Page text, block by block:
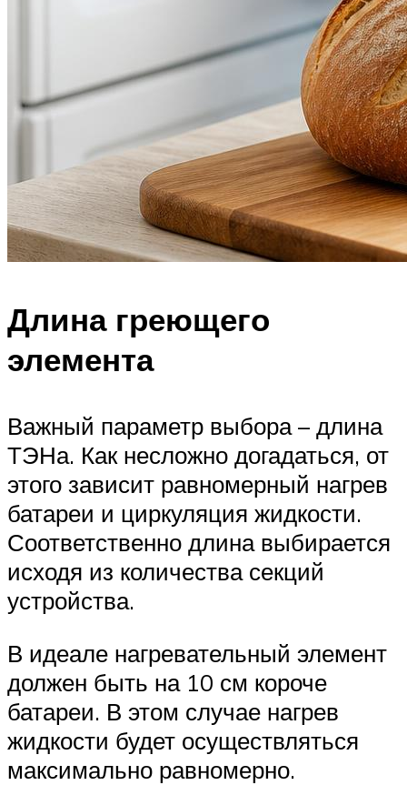
Длина греющего
элемента
Важный параметр выбора – длина
ТЭНа. Как несложно догадаться, от
этого зависит равномерный нагрев
батареи и циркуляция жидкости.
Соответственно длина выбирается
исходя из количества секций
устройства.
В идеале нагревательный элемент
должен быть на 10 см короче
батареи. В этом случае нагрев
жидкости будет осуществляться
максимально равномерно.